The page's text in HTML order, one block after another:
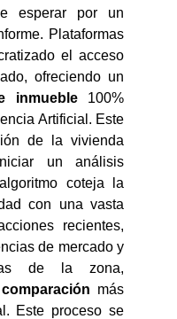
esperar por un
Plataformas
el acceso
ofreciendo un
inmueble100%
Artificial. Este
de la vivienda
un análisis
coteja la
con una vasta
recientes,
de mercado y
de la zona,
más
Este proceso se